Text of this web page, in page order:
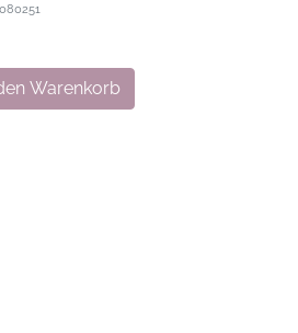
Warenkorb